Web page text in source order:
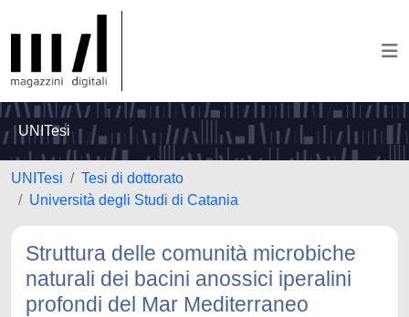
UNITesi
UNITesi
Tesi di dottorato
Università degli Studi di Catania
Struttura delle comunità microbiche
naturali dei bacini anossici iperalini
profondi del Mar Mediterraneo